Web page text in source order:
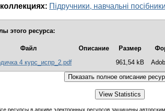
Підручники, навчальні
этого ресурса:
Файл Описание Размер
4 курс_испр_2.pdf
961,54 kB
ресурсы в архиве электронных ресурсов защищены